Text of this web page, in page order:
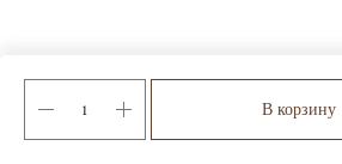
В корзину